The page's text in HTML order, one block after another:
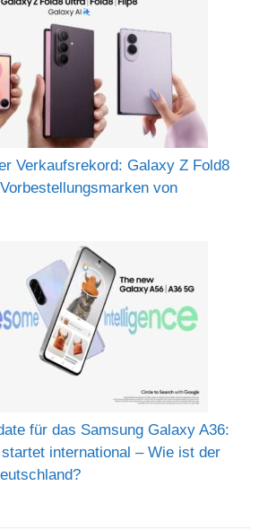
Verkaufsrekord: Galaxy Z Fold8
von
für das Samsung Galaxy A36:
international – Wie ist der